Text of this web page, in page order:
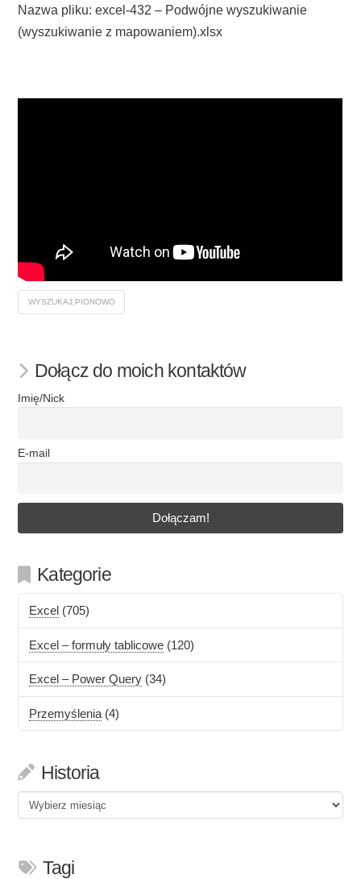
Nazwa pliku: excel-432 – Podwójne wyszukiwanie
(wyszukiwanie z mapowaniem).xlsx
WYSZUKAJ.PIONOWO
Dołącz do moich kontaktów
Imię/Nick
E-mail
Kategorie
Excel (705)
Excel – formuły tablicowe (120)
Excel – Power Query (34)
Przemyślenia (4)
Historia
Historia
Tagi